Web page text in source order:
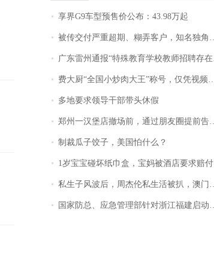
享界G9车型预售价公布：43.98万起
被传交付严重超期、糊弄客户，知名独角兽车企创始人回应：都没证据，将依法采取措施，“本人长期与美国交管局保持沟通，对方表示肯定”
广东雷州通报“特殊教育学校教师招聘存在违规行为”：已启动问责程序 副校长被停职
费大厨“全国小炒肉大王”称号，仅凭视频评出？中国烹饪协会回应
多地要求领导干部带头休假
郑州一汉堡店撤场前，通过朋友圈提前告知逐一退费，有顾客仅剩1元也全被退回，分文不少；顾客：言而有信，让人感动
制裁瓜子饺子，美国怕什么？
1岁宝宝碰坏纸巾盒，宝妈被酒店要求赔付924元！三亚一酒店回复：骨瓷定制！网友一查价格，吵翻了
私生子风波后，周杰伦私生活被扒，澳门输10亿传闻早已经水落石出
国家防总、应急管理部针对浙江福建启动防汛防台风四级应急响应